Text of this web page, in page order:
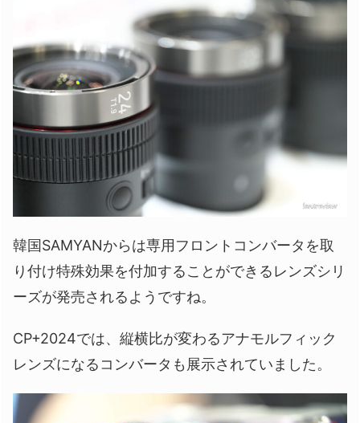
韓国SAMYANからは専用フロントコンバータを取
り付け特殊効果を付加することができるレンズシリ
ーズが発売されるようですね。
CP+2024では、縦横比が変わるアナモルフィック
レンズになるコンバータも展示されていました。